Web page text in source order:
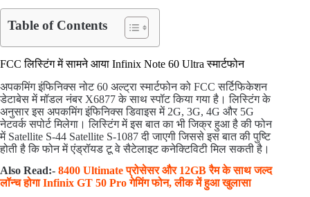
Table of Contents
FCC लिस्टिंग में सामने आया Infinix Note 60 Ultra स्मार्टफोन
अपकमिंग इंफिनिक्स नोट 60 अल्ट्रा स्मार्टफोन को FCC सर्टिफिकेशन
डेटाबेस में मॉडल नंबर X6877 के साथ स्पॉट किया गया है। लिस्टिंग के
अनुसार इस अपकमिंग इंफिनिक्स डिवाइस में 2G, 3G, 4G और 5G
नेटवर्क सपोर्ट मिलेगा। लिस्टिंग में इस बात का भी जिक्र हुआ है की फोन
में Satellite S-44 Satellite S-1087 दी जाएगी जिससे इस बात की पुष्टि
होती है कि फोन में एंड्रॉयड टू वे सैटेलाइट कनेक्टिविटी मिल सकती है।
Also Read:- 8400 Ultimate प्रोसेसर और 12GB रैम के साथ जल्द
लॉन्च होगा Infinix GT 50 Pro गेमिंग फोन, लीक में हुआ खुलासा